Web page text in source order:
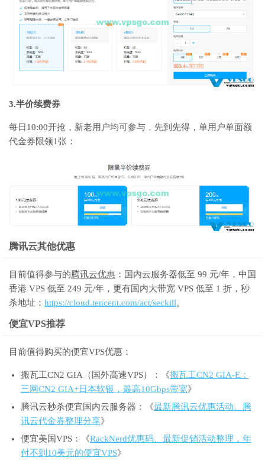
3.半价续费券
每日10:00开抢，新老用户均可参与，先到先得，单用户单面额
代金券限领1张：
腾讯云其他优惠
目前值得参与的腾讯云优惠 ：国内云服务器低至 99 元/年，中国
香港 VPS 低至 249 元/年，更有国内大带宽 VPS 低至 1 折，秒
杀地址： https://cloud.tencent.com/act/seckill。
便宜VPS推荐
目前值得购买的便宜VPS优惠：
搬瓦工CN2 GIA（国外高速VPS）：《搬瓦工CN2 GIA-E：
三网CN2 GIA+日本软银，最高10Gbps带宽》
腾讯云秒杀便宜国内云服务器：《最新腾讯云优惠活动、腾
讯云代金券整理分享》
便宜美国VPS：《RackNerd优惠码、最新促销活动整理，年
付不到10美元的便宜VPS》